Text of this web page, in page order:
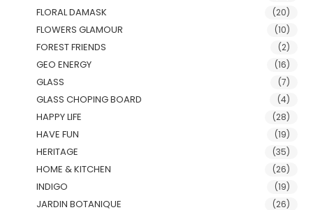
FLORAL DAMASK (20)
FLOWERS GLAMOUR (10)
FOREST FRIENDS (2)
GEO ENERGY (16)
GLASS (7)
GLASS CHOPING BOARD (4)
HAPPY LIFE (28)
HAVE FUN (19)
HERITAGE (35)
HOME & KITCHEN (26)
INDIGO (19)
JARDIN BOTANIQUE (26)